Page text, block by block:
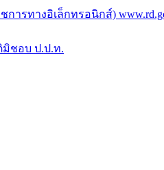
รทางอิเล็กทรอนิกส์)
มิชอบ ป.ป.ท.